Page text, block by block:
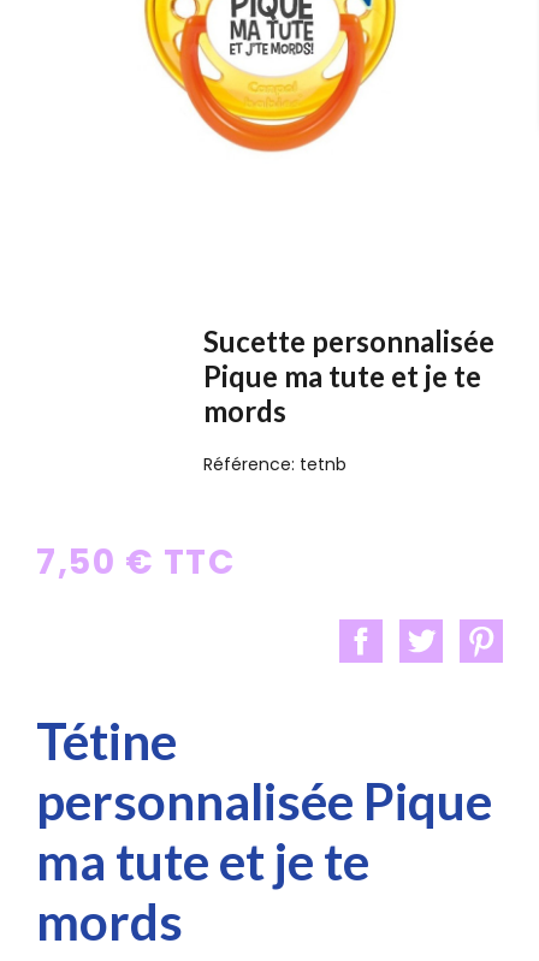
Sucette personnalisée
Pique ma tute et je te
mords
Référence: tetnb
7,50 € TTC
Tétine
personnalisée Pique
ma tute et je te
mords